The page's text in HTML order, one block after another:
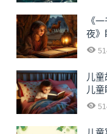
《
夜》
儿
儿